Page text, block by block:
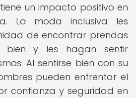
un impacto positivo en
La moda inclusiva les
de encontrar prendas
bien y les hagan sentir
Al sentirse bien con su
pueden enfrentar el
confianza y seguridad en